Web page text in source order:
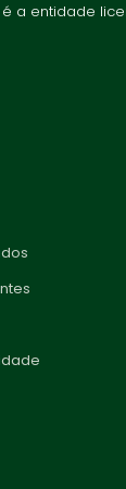
é a entidade